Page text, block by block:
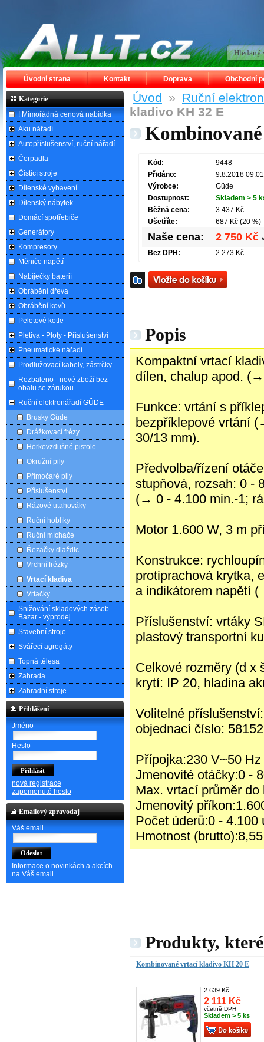
Úvod » Ruční
kladivo KH 32 E
Kód:
9448
Přidáno:
9.8.2018
Výrobce:
Güde
Dostupnost:
Skladem > 5
Běžná cena:
3 437 Kč
Ušetříte:
687 Kč (20 %)
Naše cena: 2 750 Kč
Bez DPH: 2 273 Kč
Popis
Kompaktní vrtací
dílen, chalup apod.
Funkce: vrtání s
bezpříklepové vrtání
30/13 mm).
Předvolba/řízení
stupňová, rozsah: 0 -
(→ 0 - 4.100 min.-1;
Motor 1.600 W, 3 m
Konstrukce:
protiprachová krytka,
a indikátorem napětí
Příslušenství: vrtáky
plastový transportní
Celkové rozměry (d x
krytí: IP 20, hladina
Volitelné
objednací číslo:
Přípojka:230 V~50 Hz
Jmenovité otáčky:0 -
Max. vrtací průměr do
Jmenovitý
Počet úderů:0 - 4.100
Hmotnost
Produkty,
Kombinované vrtací kladivo KH 20 E
2 639 Kč
2 111 Kč
včetně DPH
Skladem > 5 ks
Úvodní strana Kontakt Doprava Obchodní
Kategorie
! Mimořádná cenová nabídka
Aku nářadí
Autopříslušenství, ruční nářadí
Čerpadla
Čistící stroje
Dílenské vybavení
Dílenský nábytek
Domácí spotřebiče
Generátory
Kompresory
Měniče napětí
Nabíječky baterií
Obrábění dřeva
Obrábění kovů
Peletové kotle
Pletiva - Ploty - Příslušenství
Pneumatické nářadí
Prodlužovací kabely, zástrčky
Rozbaleno - nové zboží bez
obalu se zárukou
Ruční elektronářadí GÜDE
Brusky Güde
Drážkovací frézy
Horkovzdušné pistole
Okružní pily
Přímočaré pily
Příslušenství
Rázové utahováky
Ruční hoblíky
Ruční míchače
Řezačky dlaždic
Vrchní frézky
Vrtací kladiva
Vrtačky
Snižování skladových zásob -
Bazar - výprodej
Stavební stroje
Svářecí agregáty
Topná tělesa
Zahrada
Zahradní stroje
Přihlášení
Jméno
Heslo
nová registrace
zapomenuté heslo
Emailový zpravodaj
Váš email
Informace o novinkách a akcích
na Váš email.